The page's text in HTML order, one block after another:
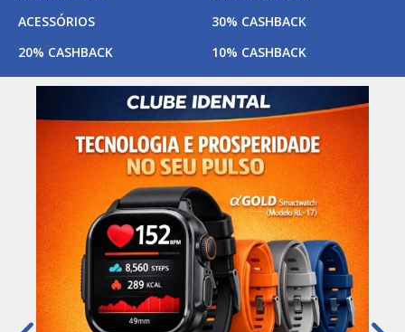
ACESSÓRIOS
30% CASHBACK
20% CASHBACK
10% CASHBACK